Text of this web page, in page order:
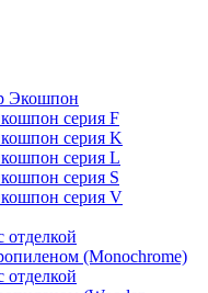
Экошпон
серия F
серия K
серия L
серия S
серия V
отделкой
(Monochrome)
отделкой